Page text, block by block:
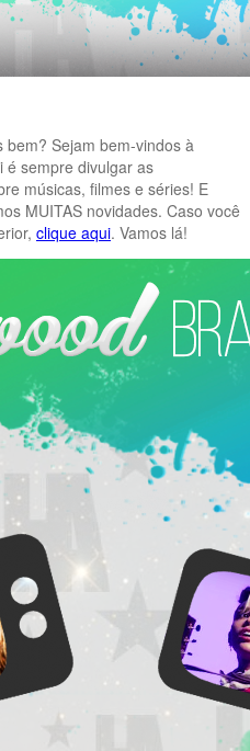
bem? Sejam bem-vindos à
é sempre divulgar as
músicas, filmes e séries! E
MUITAS novidades. Caso você
clique aqui. Vamos lá!